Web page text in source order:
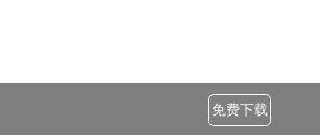
免费下载